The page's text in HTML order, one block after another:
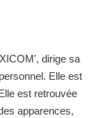
dirige sa
Elle est
est retrouvée
apparences,